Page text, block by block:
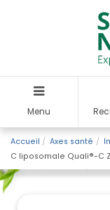
Menu
Accueil Axes santé
C liposomale Quali®-C